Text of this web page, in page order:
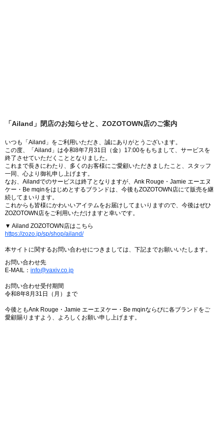
「Ailand」閉店のお知らせと、ZOZOTOWN店のご案内
いつも「Ailand」をご利用いただき、誠にありがとうございます。
この度、「Ailand」は令和8年7月31日（金）17:00をもちまして、サービスを
終了させていただくこととなりました。
これまで長きにわたり、多くのお客様にご愛顧いただきましたこと、スタッフ
一同、心より御礼申し上げます。
なお、Ailandでのサービスは終了となりますが、Ank Rouge・Jamie エーエヌ
ケー・Be mqinをはじめとするブランドは、今後もZOZOTOWN店にて販売を継
続してまいります。
これからも皆様にかわいいアイテムをお届けしてまいりますので、今後はぜひ
ZOZOTOWN店をご利用いただけますと幸いです。
▼ Ailand ZOZOTOWN店はこちら
https://zozo.jp/sp/shop/ailand/
本サイトに関するお問い合わせにつきましては、下記までお願いいたします。
お問い合わせ先
E-MAIL： info@vaxiv.co.jp
お問い合わせ受付期間
令和8年8月31日（月）まで
今後ともAnk Rouge・Jamie エーエヌケー・Be mqinならびに各ブランドをご
愛顧賜りますよう、よろしくお願い申し上げます。